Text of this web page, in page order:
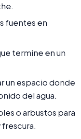
fuentes en
termine en un
un espacio donde
del agua.
o arbustos para
frescura.